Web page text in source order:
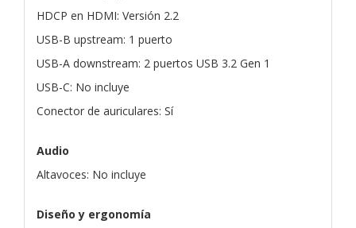
HDCP en HDMI: Versión 2.2
USB-B upstream: 1 puerto
USB-A downstream: 2 puertos USB 3.2 Gen 1
USB-C: No incluye
Conector de auriculares: Sí
Audio
Altavoces: No incluye
Diseño y ergonomía